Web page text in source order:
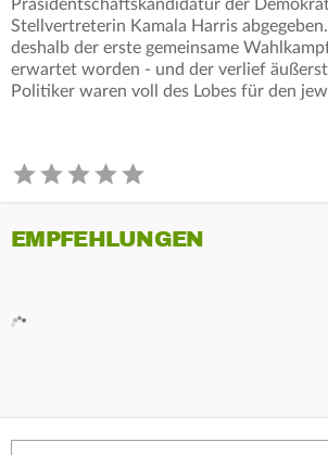
Präsidentschaftskandidatur der
Stellvertreterin Kamala Harris
deshalb der erste gemeinsame
erwartet worden - und der verlief
Politiker waren voll des Lobes für den
EMPFEHLUNGEN